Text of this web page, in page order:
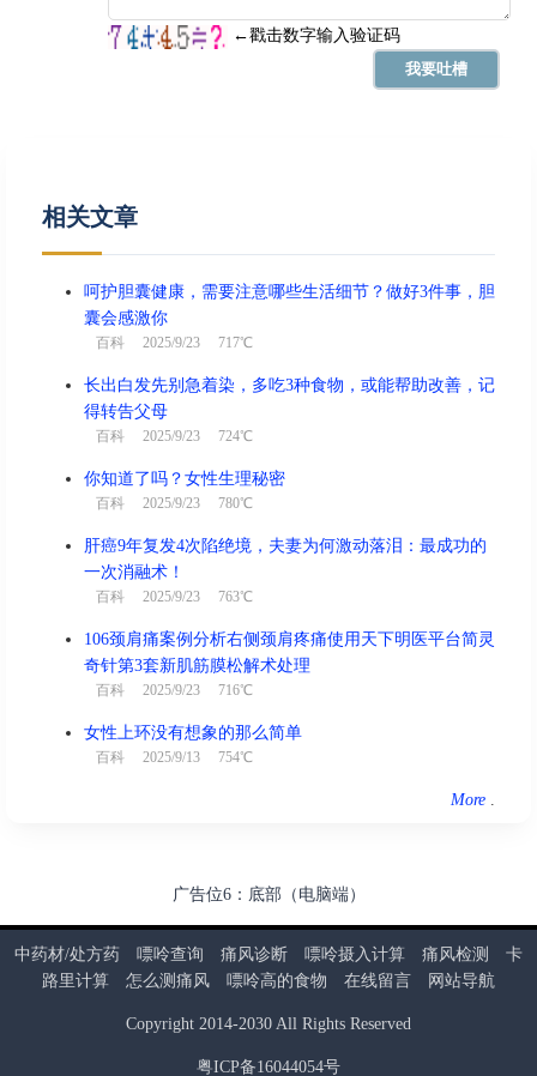
相关文章
呵护胆囊健康，需要注意哪些生活细节？做好3件事，胆
囊会感激你
百科 2025/9/23 717℃
长出白发先别急着染，多吃3种食物，或能帮助改善，记
得转告父母
百科 2025/9/23 724℃
你知道了吗？女性生理秘密
百科 2025/9/23 780℃
肝癌9年复发4次陷绝境，夫妻为何激动落泪：最成功的
一次消融术！
百科 2025/9/23 763℃
106颈肩痛案例分析右侧颈肩疼痛使用天下明医平台简灵
奇针第3套新肌筋膜松解术处理
百科 2025/9/23 716℃
女性上环没有想象的那么简单
百科 2025/9/13 754℃
More
广告位6：底部（电脑端）
中药材/处方药 嘌呤查询 痛风诊断 嘌呤摄入计算 痛风检测
卡
路里计算
怎么测痛风 嘌呤高的食物 在线留言 网站导航
Copyright 2014-2030 All Rights Reserved
粤ICP备16044054号